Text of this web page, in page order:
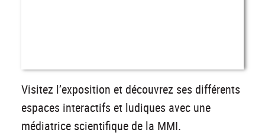
Visitez l’exposition et découvrez ses différents
espaces interactifs et ludiques avec une
médiatrice scientifique de la MMI.